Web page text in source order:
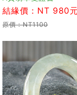
結緣價：NT 980元
原價：NT1100